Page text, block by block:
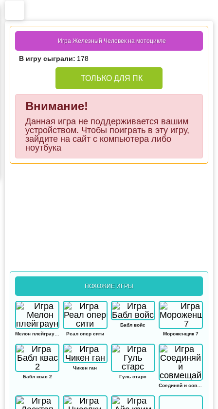
Игра Железный Человек на мотоцикле
В игру сыграли: 178
ТОЛЬКО ДЛЯ ПК
Внимание!
Данная игра не поддерживается вашим
устройством. Чтобы поиграть в эту игру,
зайдите на сайт с компьютера либо
ноутбука
ПОХОЖИЕ ИГРЫ
Реал опер сити
Бабл войс
Мороженщик 7
Бабл квас 2
Чикен ган
Гуль старс
Соединяй и совмещай